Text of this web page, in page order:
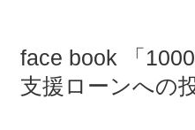
face book 「
支援ローンへの